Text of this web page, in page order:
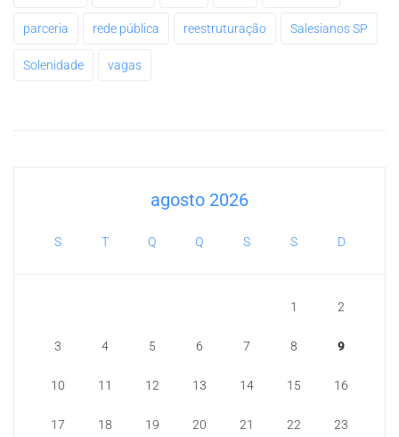
parceria rede pública reestruturação Salesianos SP
Solenidade vagas
agosto 2026
S T Q Q S S D
1 2
3 4 5 6 7 8 9
10 11 12 13 14 15 16
17 18 19 20 21 22 23